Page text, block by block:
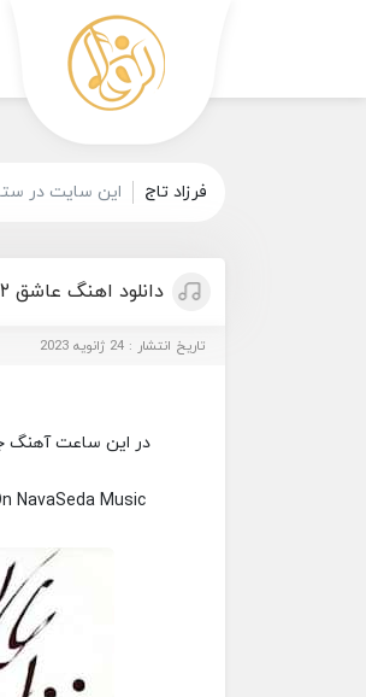
فرزاد تاج این سایت در
دانلود اهنگ عاشق ۲ از فرزاد تاج
تاریخ انتشار : 24 ژانویه 2023
NavaSeda Music